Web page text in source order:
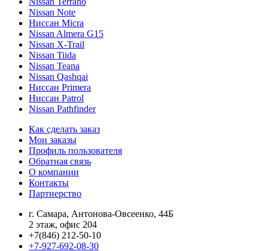
Nissan Note
Ниссан Micra
Nissan Almera G15
Nissan X-Trail
Nissan Tiida
Nissan Teana
Nissan Qashqai
Ниссан Primera
Ниссан Patrol
Nissan Pathfinder
Как сделать заказ
Мои заказы
Профиль пользователя
Обратная связь
О компании
Контакты
Партнерство
г. Самара, Антонова-Овсеенко, 44Б
2 этаж, офис 204
+7(846) 212-50-10
+7-927-692-08-30